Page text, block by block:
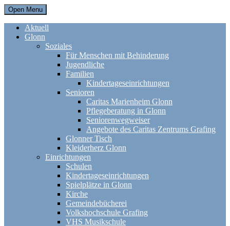
Open Menu
Aktuell
Glonn
Soziales
Für Menschen mit Behinderung
Jugendliche
Familien
Kindertageseinrichtungen
Senioren
Caritas Marienheim Glonn
Pflegeberatung in Glonn
Seniorenwegweiser
Angebote des Caritas Zentrums Grafing
Glonner Tisch
Kleiderherz Glonn
Einrichtungen
Schulen
Kindertageseinrichtungen
Spielplätze in Glonn
Kirche
Gemeindebücherei
Volkshochschule Grafing
VHS Musikschule